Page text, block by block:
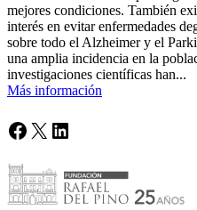
mejores condiciones. También
interés en evitar enfermedades
sobre todo el Alzheimer y el
una amplia incidencia en la
investigaciones científicas han...
Más información
Facebook
X LinkedIn